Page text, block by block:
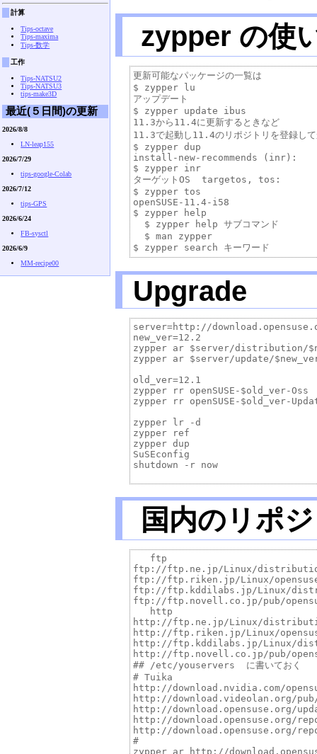
zypper の使
更新可能なパッケージの一覧は
$ zypper lu
アップデート
$ zypper update ibus
11.3から11.4に更新するときなど
11.3で起動し11.4のリポジトリを登録し
$ zypper dup
install-new-recommends (inr):
$ zypper inr
ターゲットOS  targetos, tos:
$ zypper tos
openSUSE-11.4-i58
$ zypper help
  $ zypper help サブコマンド
  $ man zypper
Upgrade
server=http://
new_ver=12.2
zypper ar $server/distribution/
zypper ar $server/update/
old_ver=12.1
zypper rr openSUSE-$old_ver-Oss
zypper rr openSUSE-$old_ver-
zypper lr -d
zypper ref
zypper dup
SuSEconfig
shutdown -r now
国内のリポ
   ftp
ftp://ftp.ne.jp/Linux/
ftp://ftp.riken.jp/Linux/
ftp://ftp.kddilabs.jp/Linux/
ftp://ftp.novell.co.jp/pub/
   http
http://ftp.ne.jp/Linux/
http://ftp.riken.jp/Linux/
http://ftp.kddilabs.jp/Linux/
http://ftp.novell.co.jp/pub/
## /etc/youservers  に書いておく
# Tuika
http://download.nvidia.com/
http://download.videolan.org/
http://download.opensuse.org/
http://download.opensuse.org/
http://download.opensuse.org/
#
zypper ar http://
計算
Tips-octave
Tips-maxima
Tips-数学
工作
Tips-NATSU2
Tips-NATSU3
tips-make3D
最近(５日間)の更新
2026/8/8
LN-leap155
2026/7/29
tips-google-Colab
2026/7/12
tips-GPS
2026/6/24
FB-sysctl
2026/6/9
MM-recipe00